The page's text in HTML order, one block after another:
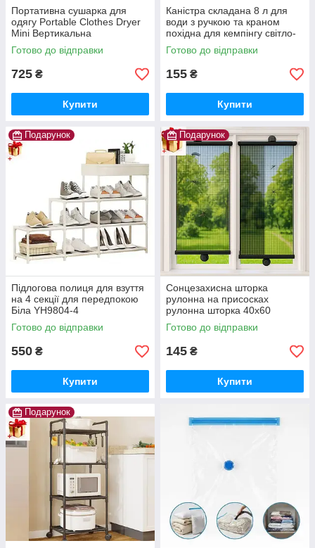
Портативна сушарка для
одягу Portable Clothes Dryer
Mini Вертикальна
електросушарка для одягу
Готово до відправки
725 ₴
Купити
Каністра складана 8 л для
води з ручкою та краном
похідна для кемпінгу світло-
зелена
Готово до відправки
155 ₴
Купити
Подарунок
Підлогова полиця для взуття
на 4 секції для передпокою
Біла YH9804-4
Готово до відправки
550 ₴
Купити
Подарунок
Сонцезахисна шторка
рулонна на присосках
рулонна шторка 40x60
Шторка-ролет від соло
рулонна шторка
Готово до відправки
145 ₴
Купити
Подарунок